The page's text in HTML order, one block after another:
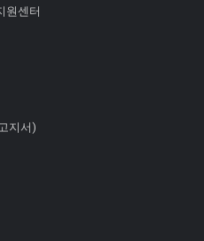
원센터
지서)